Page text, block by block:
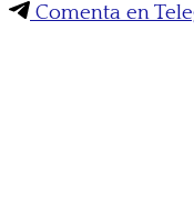
Comenta en